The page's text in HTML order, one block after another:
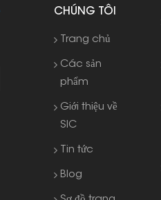
CHÚNG TÔI
Trang chủ
Các sản
phẩm
Giới thiệu về
SIC
Tin tức
Blog